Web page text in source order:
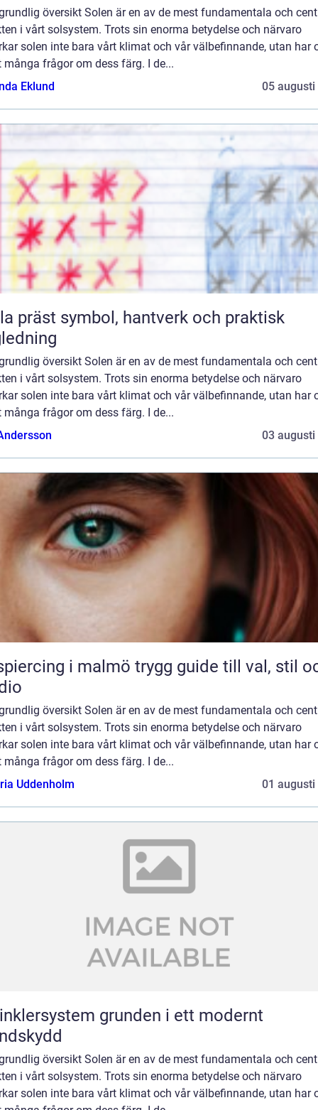
översikt Solen är en av de mest fundamentala och
i vårt solsystem. Trots sin enorma betydelse och närvaro
solen inte bara vårt klimat och vår välbefinnande, utan har
många frågor om dess färg. I de...
Eklund
05 augusti
hantverk och praktisk
översikt Solen är en av de mest fundamentala och
i vårt solsystem. Trots sin enorma betydelse och närvaro
solen inte bara vårt klimat och vår välbefinnande, utan har
många frågor om dess färg. I de...
03 augusti
i malmö trygg guide till val, stil och
översikt Solen är en av de mest fundamentala och
i vårt solsystem. Trots sin enorma betydelse och närvaro
solen inte bara vårt klimat och vår välbefinnande, utan har
många frågor om dess färg. I de...
Uddenholm
01 augusti
grunden i ett modernt
översikt Solen är en av de mest fundamentala och
i vårt solsystem. Trots sin enorma betydelse och närvaro
solen inte bara vårt klimat och vår välbefinnande, utan har